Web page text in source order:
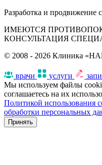
Разработка и продвижение
ИМЕЮТСЯ
КОНСУЛЬТАЦИЯ
© 2008 - 2026 Клиника
врачи услуги
Мы используем файлы
соглашаетесь на их
Политикой использования
обработки персональных
Принять